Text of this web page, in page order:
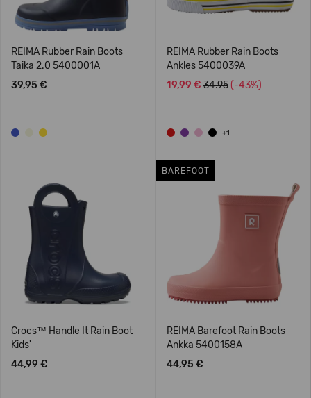
REIMA Rubber Rain Boots
Taika 2.0 5400001A
39,95 €
REIMA Rubber Rain Boots
Ankles 5400039A
19,99 € 34.95 (-43%)
+1
Crocs™ Handle It Rain Boot
Kids'
44,99 €
BAREFOOT
REIMA Barefoot Rain Boots
Ankka 5400158A
44,95 €